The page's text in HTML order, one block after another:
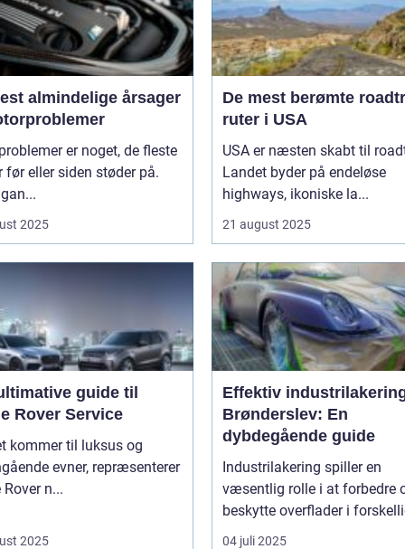
almindelige årsager
er noget, de fleste
før eller siden støder på.
2025
De mest berømte
ruter i USA
USA er næsten skabt til
Landet byder på endeløse
highways, ikoniske la...
21 august 2025
guide til
Rover Service
kommer til luksus og
evner, repræsenterer
Rover n...
2025
Effektiv
Brønderslev: En
dybdegående guide
Industrilakering spiller en
væsentlig rolle i at forbedre
beskytte overflader i
04 juli 2025